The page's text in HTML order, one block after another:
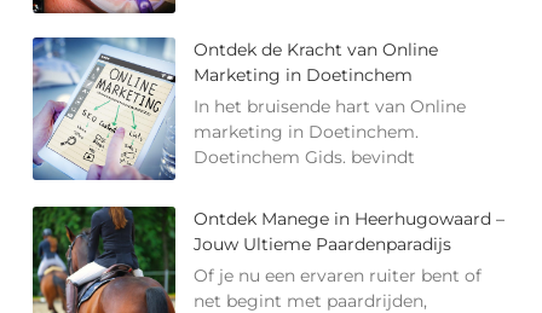
Ontdek de Kracht van Online
Marketing in Doetinchem
In het bruisende hart van Online
marketing in Doetinchem.
Doetinchem Gids. bevindt
Ontdek Manege in Heerhugowaard –
Jouw Ultieme Paardenparadijs
Of je nu een ervaren ruiter bent of
net begint met paardrijden,